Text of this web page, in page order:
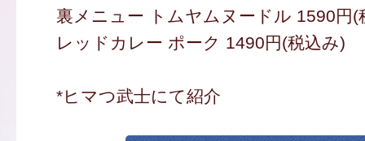
裏メニュー トムヤムヌードル 1590円(
レッドカレー ポーク 1490円(税込み)
*ヒマつ武士にて紹介